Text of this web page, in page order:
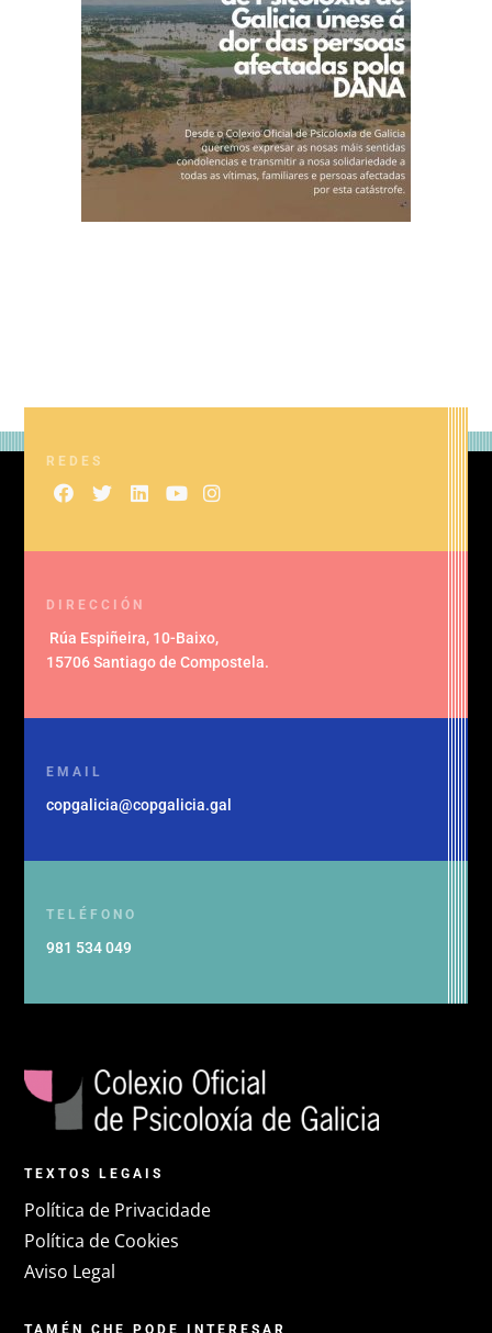
REDES
DIRECCIÓN
Rúa Espiñeira, 10-Baixo,
15706 Santiago de Compostela.
EMAIL
copgalicia@copgalicia.gal
TELÉFONO
981 534 049
TEXTOS LEGAIS
Política de Privacidade
Política de Cookies
Aviso Legal
TAMÉN CHE PODE INTERESAR